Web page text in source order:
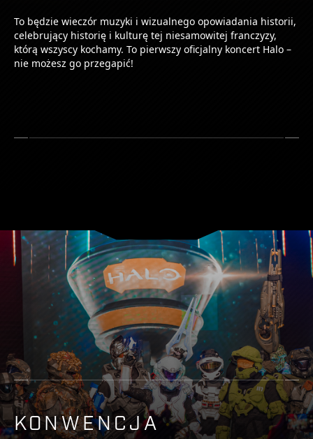
To będzie wieczór muzyki i wizualnego opowiadania historii,
celebrujący historię i kulturę tej niesamowitej franczyzy,
którą wszyscy kochamy. To pierwszy oficjalny koncert Halo –
nie możesz go przegapić!
KONWENCJA